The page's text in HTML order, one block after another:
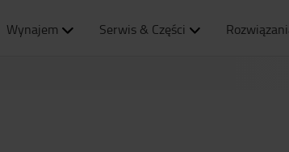
Wynajem Serwis & Części